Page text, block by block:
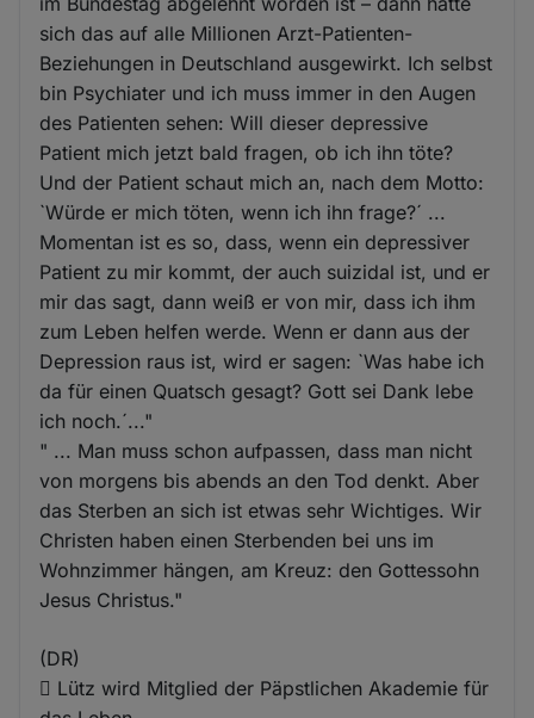
sich das auf alle Millionen Arzt-Patienten-
Beziehungen in Deutschland ausgewirkt. Ich selbst
bin Psychiater und ich muss immer in den Augen
des Patienten sehen: Will dieser depressive
Patient mich jetzt bald fragen, ob ich ihn töte?
Und der Patient schaut mich an, nach dem Motto:
`Würde er mich töten, wenn ich ihn frage?´ ...
Momentan ist es so, dass, wenn ein depressiver
Patient zu mir kommt, der auch suizidal ist, und er
mir das sagt, dann weiß er von mir, dass ich ihm
zum Leben helfen werde. Wenn er dann aus der
Depression raus ist, wird er sagen: `Was habe ich
da für einen Quatsch gesagt? Gott sei Dank lebe
ich noch.´..."
" ... Man muss schon aufpassen, dass man nicht
von morgens bis abends an den Tod denkt. Aber
das Sterben an sich ist etwas sehr Wichtiges. Wir
Christen haben einen Sterbenden bei uns im
Wohnzimmer hängen, am Kreuz: den Gottessohn
Jesus Christus."
(DR)
 Lütz wird Mitglied der Päpstlichen Akademie für